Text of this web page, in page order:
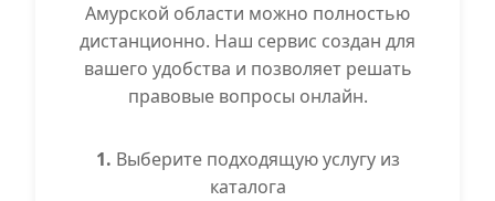
Амурской области можно полностью
дистанционно. Наш сервис создан для
вашего удобства и позволяет решать
правовые вопросы онлайн.
1. Выберите подходящую услугу из
каталога